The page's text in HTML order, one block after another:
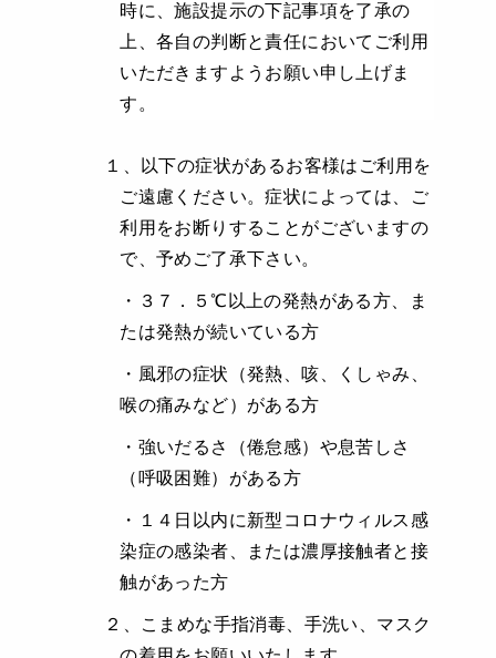
時に、施設提示の下記事項を了承の
上、各自の判断と責任においてご利用
いただきますようお願い申し上げま
す。
１、以下の症状があるお客様はご利用を
ご遠慮ください。症状によっては、ご
利用をお断りすることがございますの
で、予めご了承下さい。
・３７．５℃以上の発熱がある方、ま
たは発熱が続いている方
・風邪の症状（発熱、咳、くしゃみ、
喉の痛みなど）がある方
・強いだるさ（倦怠感）や息苦しさ
（呼吸困難）がある方
・１４日以内に新型コロナウィルス感
染症の感染者、または濃厚接触者と接
触があった方
２、こまめな手指消毒、手洗い、マスク